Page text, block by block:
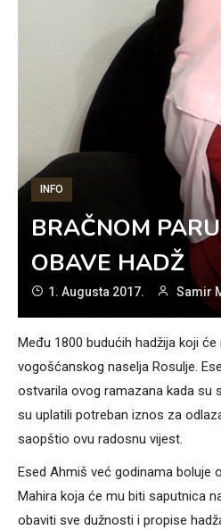
INFO
BRAČNOM
OBAVE HADŽ
1. Augusta 2017. Samir
Među 1800 budućih hadžija koji
vogošćanskog naselja Rosulje.
ostvarila ovog ramazana kada su
su uplatili potreban iznos za
saopštio ovu radosnu vijest.
Esed Ahmiš već godinama boluje
Mahira koja će mu biti saputnica
obaviti sve dužnosti i propise